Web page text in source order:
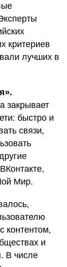
критериев
лучших в
закрывает
быстро и
связи,
Мир.
контентом,
и
В числе